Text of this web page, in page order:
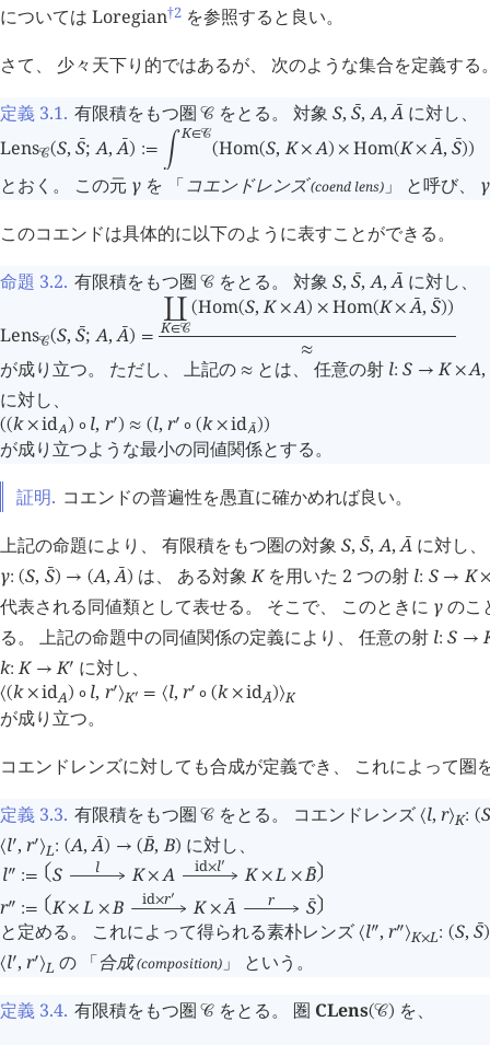
については Loregian†2 を参照すると良い。
さて、 少々天下り的ではあるが、 次のような集合を定義する
定義 3.1. 有限積をもつ圏󰒚 をとる。 対象 S, 󰔄
S, A, 󰔄
A に対し、
Lens󰒚(S, 󰔄
S; A, 󰔄
A) := 󰄵
K∈󰒚
(Hom(S, K × A) × Hom(K × 󰔄
A, 󰔄
S))
とおく。 この元 γ を 「コエンドレンズ(coend lens) 」 と呼び、 γ
このコエンドは具体的に以下のように表すことができる。
命題 3.2. 有限積をもつ圏󰒚 をとる。 対象 S, 󰔄
S, A, 󰔄
A に対し、
Lens󰒚(S, 󰔄
S; A, 󰔄
A) =
K∈󰒚
(Hom(S, K × A) × Hom(K × 󰔄
A, 󰔄
S))
≈
が成り立つ。 ただし、 上記の ≈ とは、 任意の射 l: S → K × A,
に対し、
((k × idA) ∘ l, r󰎘) ≈ (l, r󰎘 ∘ (k × id 󰔄
A))
が成り立つような最小の同値関係とする。
証明. コエンドの普遍性を愚直に確かめれば良い。
上記の命題により、 有限積をもつ圏の対象 S, 󰔄
S, A, 󰔄
A に対し
γ: (S, 󰔄
S) → (A, 󰔄
A) は、 ある対象Kを用いた 2 つの射 l: S → K
代表される同値類として表せる。 そこで、 このときに γのこ
る。 上記の命題中の同値関係の定義により、 任意の射 l: S →
k: K → K󰎘 に対し、
⟨(k × idA) ∘ l, r󰎘⟩K󰎘 = ⟨l, r󰎘 ∘ (k × id 󰔄
A)⟩K
が成り立つ。
コエンドレンズに対しても合成が定義でき、 これによって圏
定義 3.3. 有限積をもつ圏󰒚 をとる。 コエンドレンズ ⟨l, r⟩K: (S
⟨l󰎘, r󰎘⟩L: (A, 󰔄
A) → ( 󰔄
B, B) に対し、
l󰎙 := 󰇠 S K × A K × L × 󰔄
B
l id×l󰎘
󰇤
r󰎙 := 󰇠 K × L × B K × 󰔄
A 󰔄
S
id×r󰎘 r 󰇤
と定める。 これによって得られる素朴レンズ ⟨l󰎙, r󰎙⟩K×L: (S, 󰔄
S)
⟨l󰎘, r󰎘⟩L の 「合成(composition) 」 という。
定義 3.4. 有限積をもつ圏󰒚 をとる。 圏 CLens(󰒚) を、